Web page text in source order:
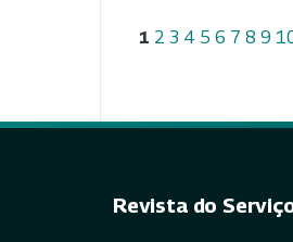
1 2 3 4 5 6 7 8 9
Revista do